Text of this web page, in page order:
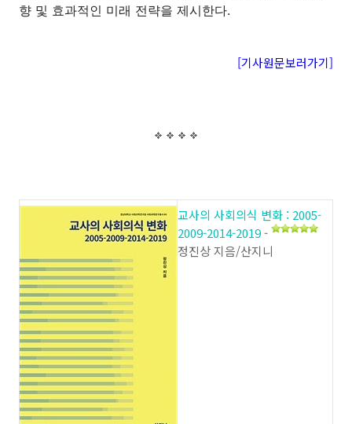
향 및 효과적인 미래 전략을 제시한다.
[기사원문보러가기]
교사의 사회의식 변화 : 2005-
2009-2014-2019-
정진상 지음/산지니